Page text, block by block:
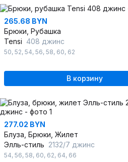
265.68 BYN
Брюки, Рубашка
Tensi 408 джинс
50, 52, 54, 56, 58, 60, 62
В корзину
277.02 BYN
Блуза, Брюки, Жилет
Элль-стиль 2132/7 джинс
54, 56, 58, 60, 62, 64, 66